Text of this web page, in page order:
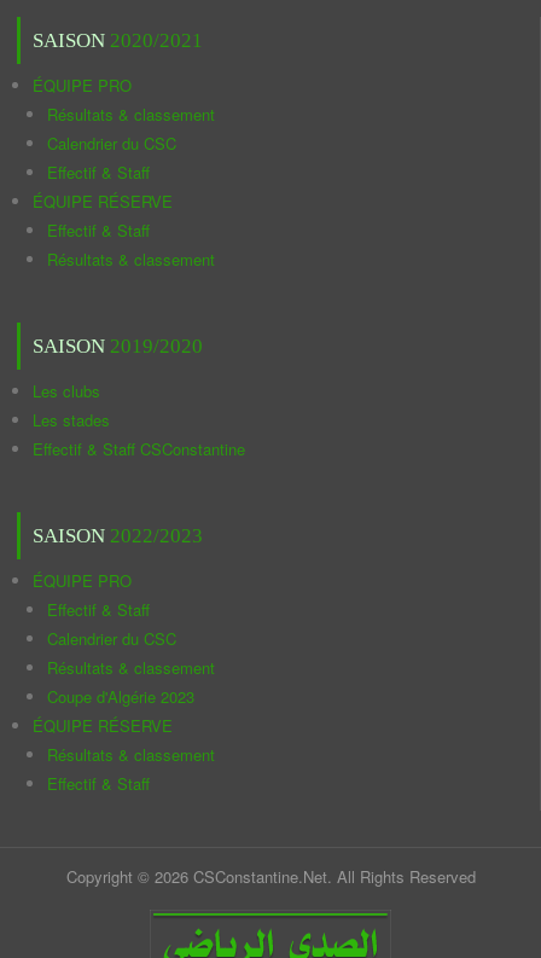
SAISON 2020/2021
ÉQUIPE PRO
Résultats & classement
Calendrier du CSC
Effectif & Staff
ÉQUIPE RÉSERVE
Effectif & Staff
Résultats & classement
SAISON 2019/2020
Les clubs
Les stades
Effectif & Staff CSConstantine
SAISON 2022/2023
ÉQUIPE PRO
Effectif & Staff
Calendrier du CSC
Résultats & classement
Coupe d'Algérie 2023
ÉQUIPE RÉSERVE
Résultats & classement
Effectif & Staff
Copyright © 2026 CSConstantine.Net. All Rights Reserved